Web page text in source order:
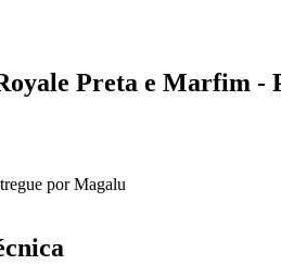
Preta e Marfim -
por Magalu